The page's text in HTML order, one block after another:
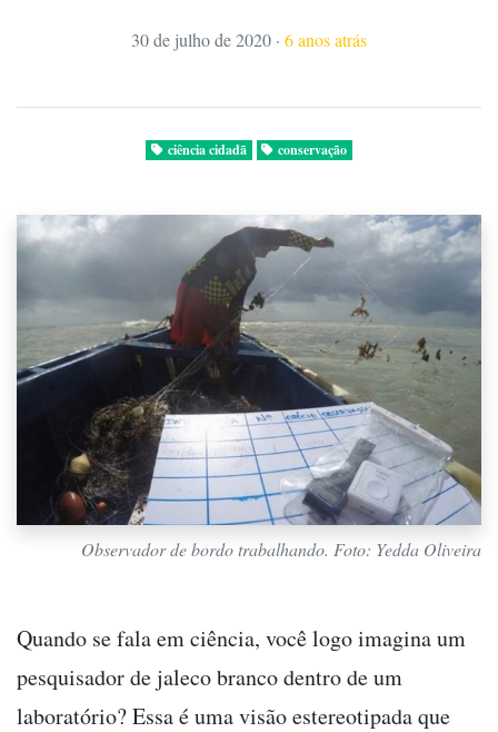
30 de julho de 2020 · 6 anos atrás
ciência cidadã conservação
Observador de bordo trabalhando. Foto: Yedda Oliveira
Quando se fala em ciência, você logo imagina um
pesquisador de jaleco branco dentro de um
laboratório? Essa é uma visão estereotipada que